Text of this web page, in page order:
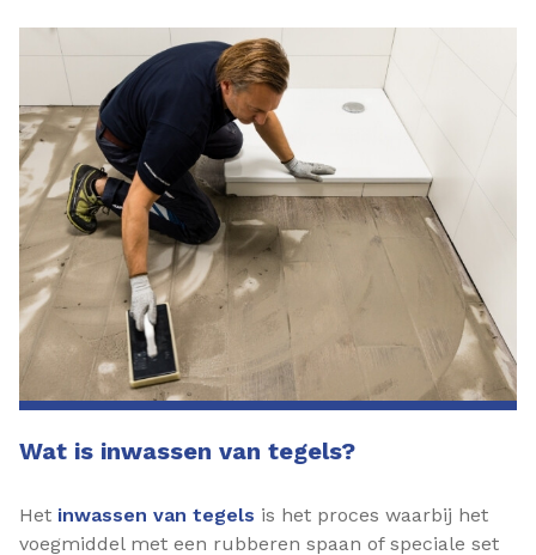
Wat is inwassen van tegels?
Het inwassen van tegels is het proces waarbij het
voegmiddel met een rubberen spaan of speciale set